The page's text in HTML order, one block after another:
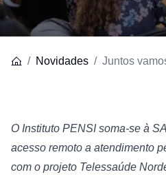
Novidades Juntos
O Instituto PENSI soma-se à
acesso remoto a atendimento
com o projeto Telessaúde